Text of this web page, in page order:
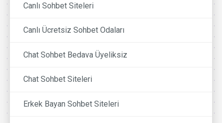
Canlı Sohbet Siteleri
Canlı Ücretsiz Sohbet Odaları
Chat Sohbet Bedava Üyeliksiz
Chat Sohbet Siteleri
Erkek Bayan Sohbet Siteleri